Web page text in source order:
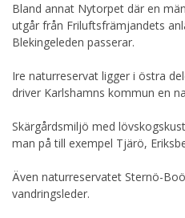
Bland annat Nytorpet där en
utgår från Friluftsfrämjandets
Blekingeleden passerar.
Ire naturreservat ligger i östra
driver Karlshamns kommun en
Skärgårdsmiljö med
man på till exempel Tjärö,
Även naturreservatet Sternö-
vandringsleder.